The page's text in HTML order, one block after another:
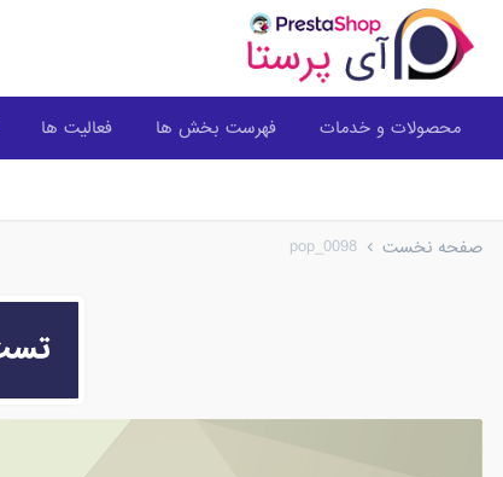
محصولات و خدمات فهرست بخش ها فعالیت ها
صفحه نخست pop_0098